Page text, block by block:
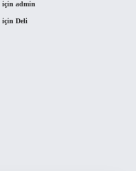
için admin
için Deli